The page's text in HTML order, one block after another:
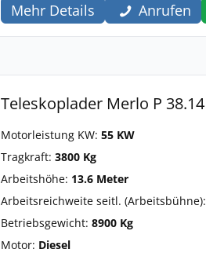
Mehr Details Anrufen
Teleskoplader Merlo P 38.14
Motorleistung KW: 55 KW
Tragkraft: 3800 Kg
Arbeitshöhe: 13.6 Meter
Arbeitsreichweite seitl. (Arbeitsbühne):
Betriebsgewicht: 8900 Kg
Motor: Diesel